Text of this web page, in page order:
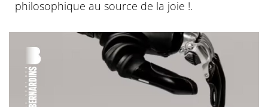
philosophique au source de la joie !.